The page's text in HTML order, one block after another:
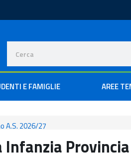
E FAMIGLIE AREE
A.S. 2026/27